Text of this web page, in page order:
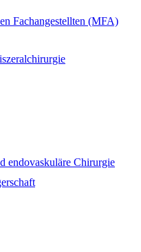
endovaskuläre Chirurgie
Fachangestellten (MFA)